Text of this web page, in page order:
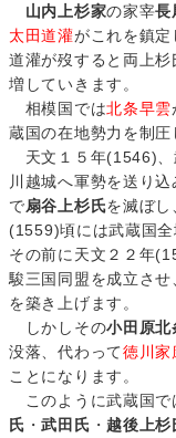
山内上杉家の家宰長
太田道灌がこれを鎮
道灌が歿すると両上
増していきます。
相模国では北条早雲
蔵国の在地勢力を制圧
天文１５年(1546)、
川越城へ軍勢を送り込
で扇谷上杉氏を滅ぼし
(1559)頃には武蔵国全
その前に天文２２年
駿三国同盟を成立させ
を築き上げます。
しかしその小田原北
没落、代わって徳川家
ことになります。
このように武蔵国で
氏 ・武田氏 ・ 越後上杉